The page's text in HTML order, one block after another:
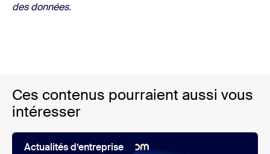
des données.
Ces contenus pourraient aussi vous
intéresser
Actualités d’entreprise